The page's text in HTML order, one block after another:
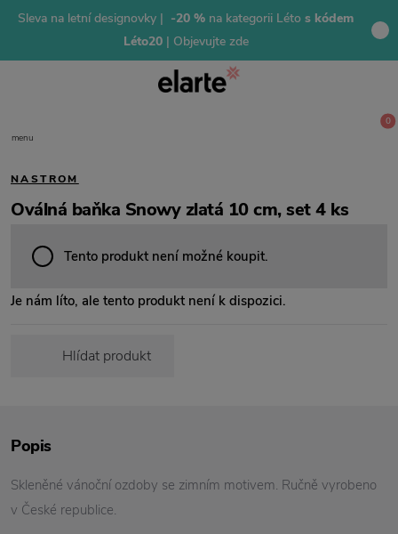
Sleva na letní designovky | -20 % na kategorii Léto s kódem
Léto20 | Objevujte zde
menu
0
NASTROM
Oválná baňka Snowy zlatá 10 cm, set 4 ks
Tento produkt není možné koupit.
Je nám líto, ale tento produkt není k dispozici.
Hlídat produkt
Popis
Skleněné vánoční ozdoby se zimním motivem. Ručně vyrobeno
v České republice.